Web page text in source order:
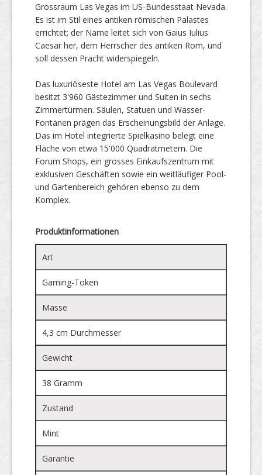
Grossraum Las Vegas im US-Bundesstaat Nevada.
Es ist im Stil eines antiken römischen Palastes
errichtet; der Name leitet sich von Gaius Iulius
Caesar her, dem Herrscher des antiken Rom, und
soll dessen Pracht widerspiegeln.
Das luxuriöseste Hotel am Las Vegas Boulevard
besitzt 3'960 Gästezimmer und Suiten in sechs
Zimmertürmen. Säulen, Statuen und Wasser-
Fontänen prägen das Erscheinungsbild der Anlage.
Das im Hotel integrierte Spielkasino belegt eine
Fläche von etwa 15'000 Quadratmetern. Die
Forum Shops, ein grosses Einkaufszentrum mit
exklusiven Geschäften sowie ein weitläufiger Pool-
und Gartenbereich gehören ebenso zu dem
Komplex.
Produktinformationen
Art
Gaming-Token
Masse
4,3 cm Durchmesser
Gewicht
38 Gramm
Zustand
Mint
Garantie